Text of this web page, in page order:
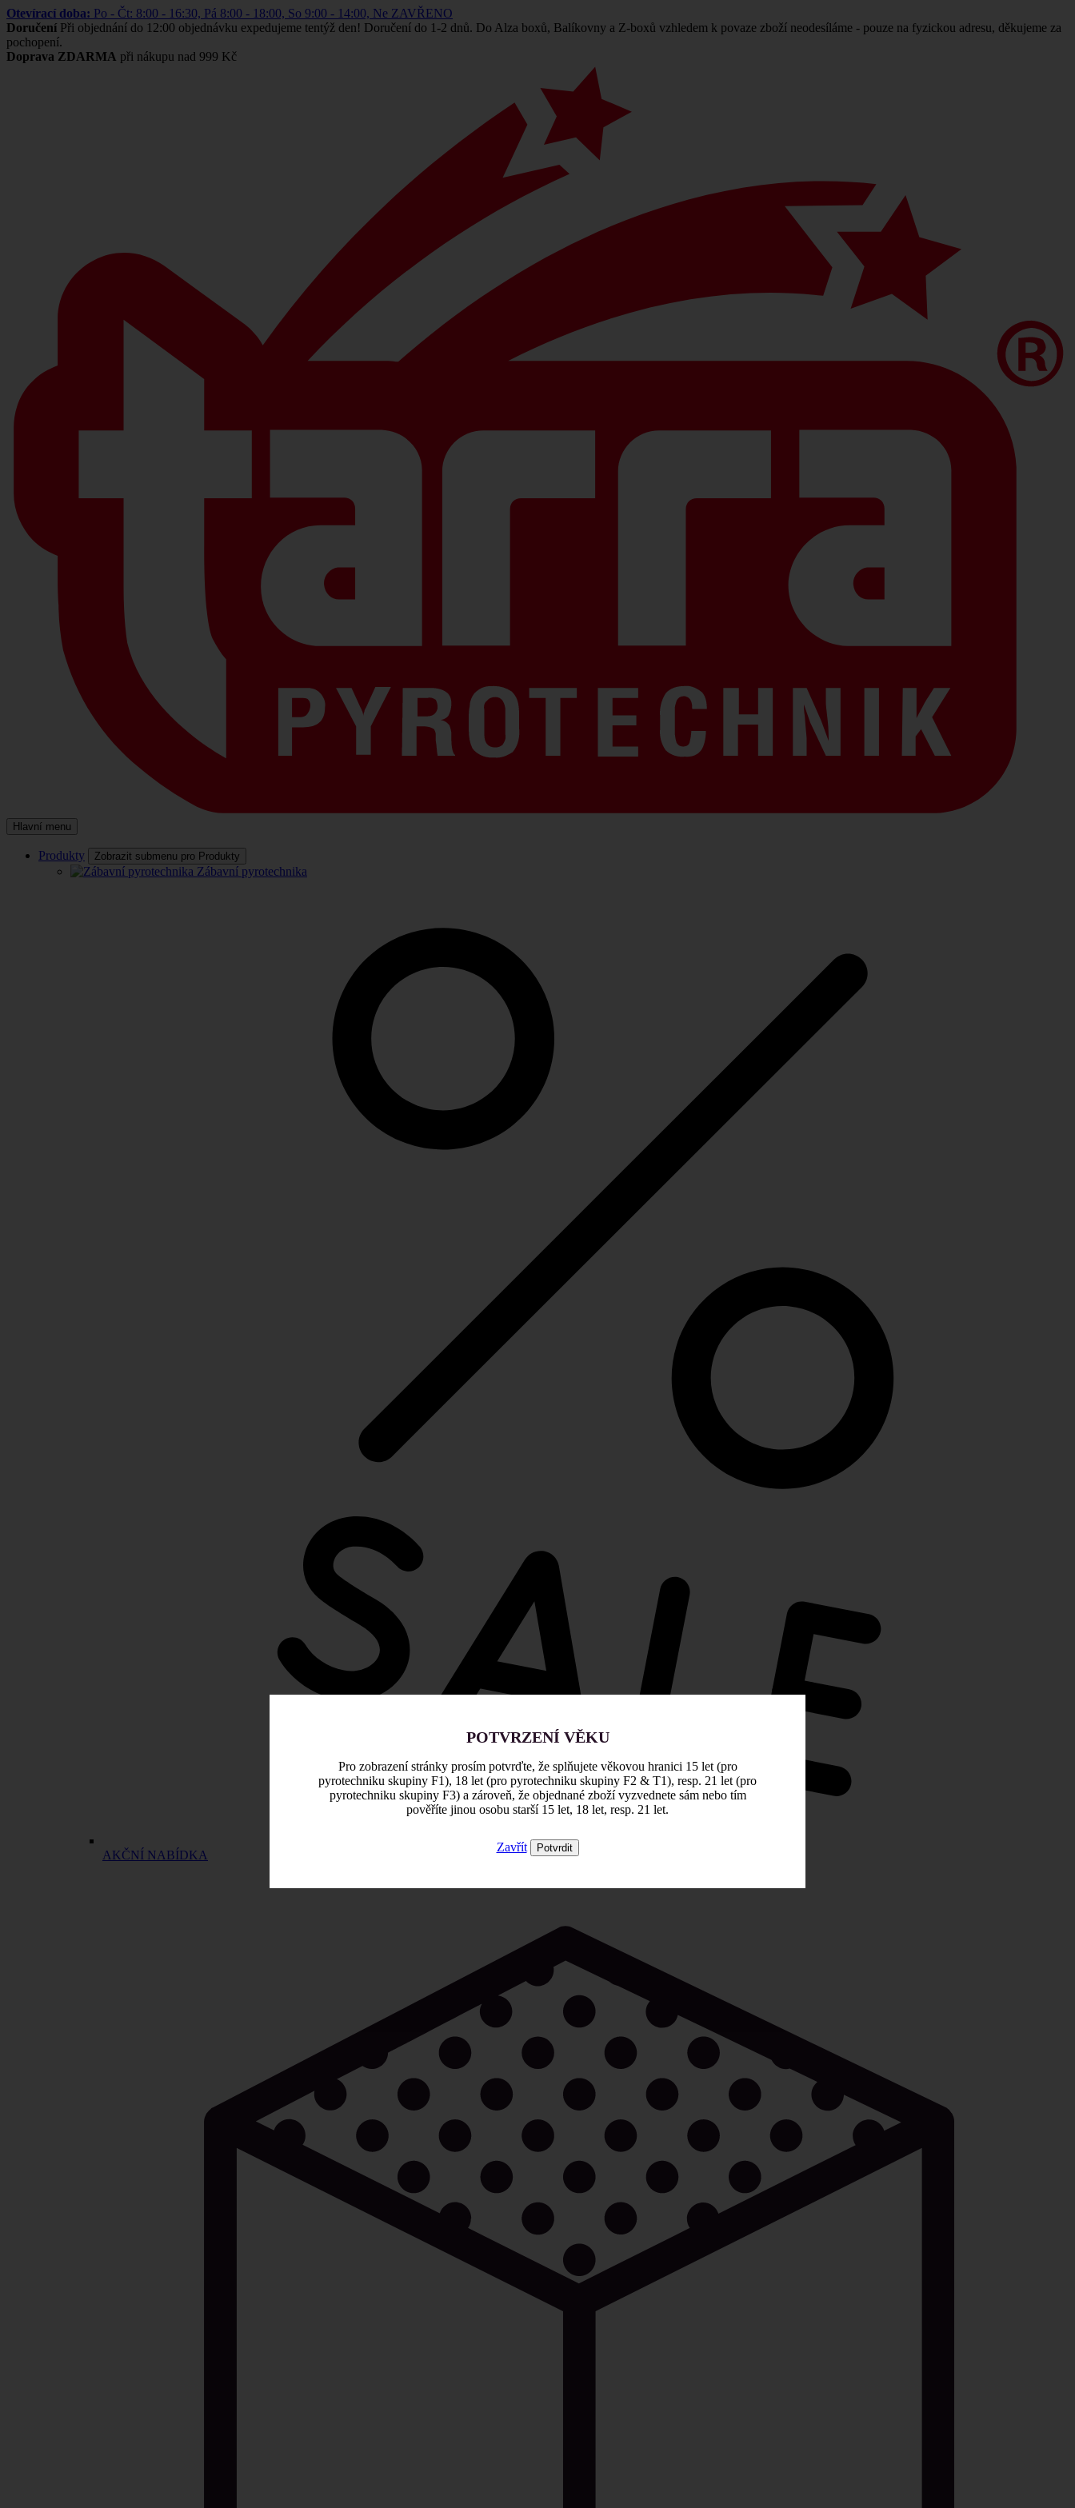
Otevírací doba: Po - Čt: 8:00 - 16:30, Pá 8:00 - 18:00, So 9:00 - 14:00, Ne ZAVŘENO
Doručení Při objednání do 12:00 objednávku expedujeme tentýž den! Doručení do 1-2 dnů. Do Alza boxů, Balíkovny a Z-boxů vzhledem k povaze zboží neodesíláme - pouze na fyzickou adresu, děkujeme za
pochopení.
Doprava ZDARMA při nákupu nad 999 Kč
Hlavní menu
Produkty Zobrazit submenu pro Produkty
Zábavní pyrotechnika
AKČNÍ NABÍDKA
POTVRZENÍ VĚKU
Pro zobrazení stránky prosím potvrďte, že splňujete věkovou hranici 15 let (pro
pyrotechniku skupiny F1), 18 let (pro pyrotechniku skupiny F2 & T1), resp. 21 let (pro
pyrotechniku skupiny F3) a zároveň, že objednané zboží vyzvednete sám nebo tím
pověříte jinou osobu starší 15 let, 18 let, resp. 21 let.
Zavřít Potvrdit